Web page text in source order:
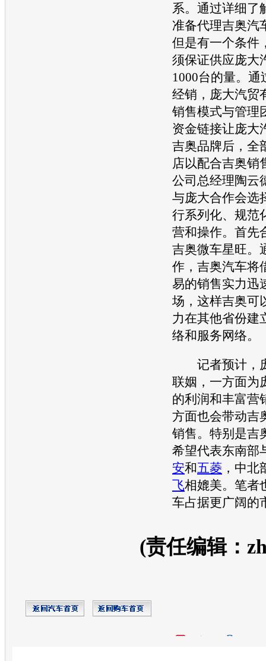
系。通过详细了
准备代理吉奥汽
但是有一个条件
须保证供应庞大
1000台的量。通
经销，庞大汽贸
销售模式与管理
资金链接让庞大
吉奥品牌后，全
店以配合吉奥销
公司总经理陶云
与庞大合作会选
行系列化、规范
营和操作。首先
吉奥微车星旺。
作， 吉奥汽车将
易的销售实力迅
场，这样吉奥可
力在其他省份建
络和服务网络。
记者预计，
联姻，一方面为
的利润和丰富营
方面也会带动吉
销售。特别是吉
希望代表东南部
安和五菱 ，中北
飞相媲美。笔者
车占据更广阔的
(责任编辑：